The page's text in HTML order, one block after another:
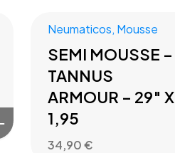
Neumaticos, Mousse
SEMI MOUSSE –
TANNUS
ARMOUR – 29″ X
1,95
34,90€